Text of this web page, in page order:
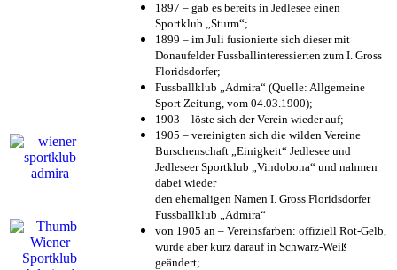
1897 – gab es bereits in Jedlesee einen
Sportklub „Sturm“;
1899 – im Juli fusionierte sich dieser mit
Donaufelder Fussballinteressierten zum I. Gross
Floridsdorfer;
Fussballklub „Admira“ (Quelle: Allgemeine
Sport Zeitung, vom 04.03.1900);
1903 – löste sich der Verein wieder auf;
1905 – vereinigten sich die wilden Vereine
Burschenschaft „Einigkeit“ Jedlesee und
Jedleseer Sportklub „Vindobona“ und nahmen
dabei wieder
den ehemaligen Namen I. Gross Floridsdorfer
Fussballklub „Admira“
von 1905 an – Vereinsfarben: offiziell Rot-Gelb,
wurde aber kurz darauf in Schwarz-Weiß
geändert;